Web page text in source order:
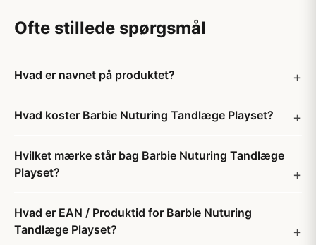
Ofte stillede spørgsmål
Hvad er navnet på produktet?
Hvad koster Barbie Nuturing Tandlæge Playset?
Hvilket mærke står bag Barbie Nuturing Tandlæge
Playset?
Hvad er EAN / Produktid for Barbie Nuturing
Tandlæge Playset?